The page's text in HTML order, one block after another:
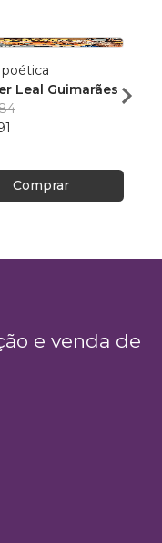
Leal Guimarães
Comprar
ainda
Carla
e venda de